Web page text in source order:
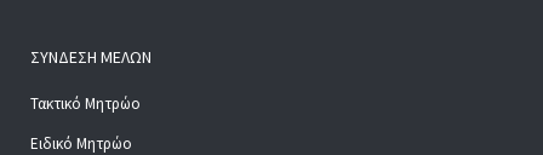
ΣΎΝΔΕΣΗ ΜΕΛΏΝ
Τακτικό Μητρώο
Ειδικό Μητρώο